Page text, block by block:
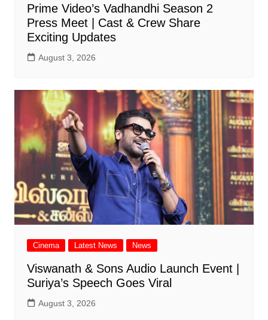
Prime Video’s Vadhandhi Season 2
Press Meet | Cast & Crew Share
Exciting Updates
August 3, 2026
Cinema Latest News News
Viswanath & Sons Audio Launch Event |
Suriya’s Speech Goes Viral
August 3, 2026